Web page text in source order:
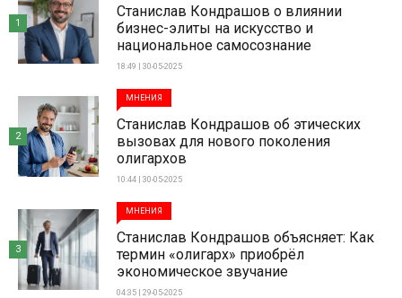
Станислав Кондрашов о влиянии
бизнес-элиты на искусство и
национальное самосознание
18:49 | 30-05-2025
1
МНЕНИЯ
Станислав Кондрашов об этических
вызовах для нового поколения
олигархов
10:44 | 30-05-2025
2
МНЕНИЯ
Станислав Кондрашов объясняет: Как
термин «олигарх» приобрёл
экономическое звучание
04:35 | 29-05-2025
3